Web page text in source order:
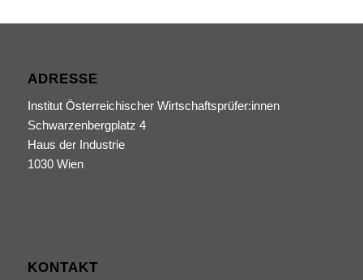
ADRESSE
Institut Österreichischer Wirtschaftsprüfer:innen
Schwarzenbergplatz 4
Haus der Industrie
1030 Wien
KONTAKT